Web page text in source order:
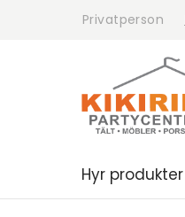
Privatperson
Hyr produkter